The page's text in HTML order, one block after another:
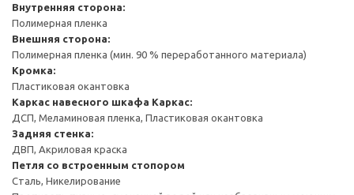
Внутренняя сторона:
Полимерная пленка
Внешняя сторона:
Полимерная пленка (мин. 90 % переработанного материала)
Кромка:
Пластиковая окантовка
Каркас навесного шкафа Каркас:
ДСП, Меламиновая пленка, Пластиковая окантовка
Задняя стенка:
ДВП, Акриловая краска
Петля со встроенным стопором
Сталь, Никелирование